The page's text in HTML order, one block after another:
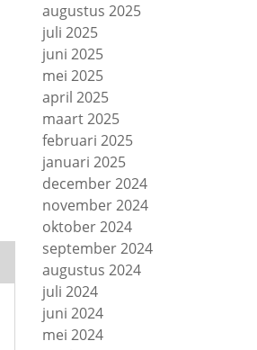
augustus 2025
juli 2025
juni 2025
mei 2025
april 2025
maart 2025
februari 2025
januari 2025
december 2024
november 2024
oktober 2024
september 2024
augustus 2024
juli 2024
juni 2024
mei 2024